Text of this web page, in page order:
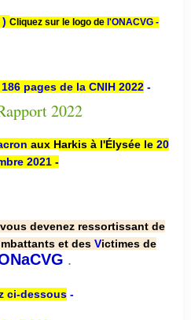
Cliquez sur le logo de l'ONACVG -
pages de la CNIH 2022 -
aux Harkis à l'Élysée le 20
2021 -
devenez ressortissant de
et des Victimes de
.
ci-dessous-